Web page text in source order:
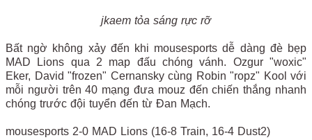
jkaem tỏa sáng rực rỡ
Bất ngờ không xảy đến khi mousesports dễ dàng đè bẹp
MAD Lions qua 2 map đấu chóng vánh. Ozgur "woxic"
Eker, David "frozen" Cernansky cùng Robin "ropz" Kool với
mỗi người trên 40 mạng đưa mouz đến chiến thắng nhanh
chóng trước đội tuyển đến từ Đan Mạch.
mousesports 2-0 MAD Lions (16-8 Train, 16-4 Dust2)